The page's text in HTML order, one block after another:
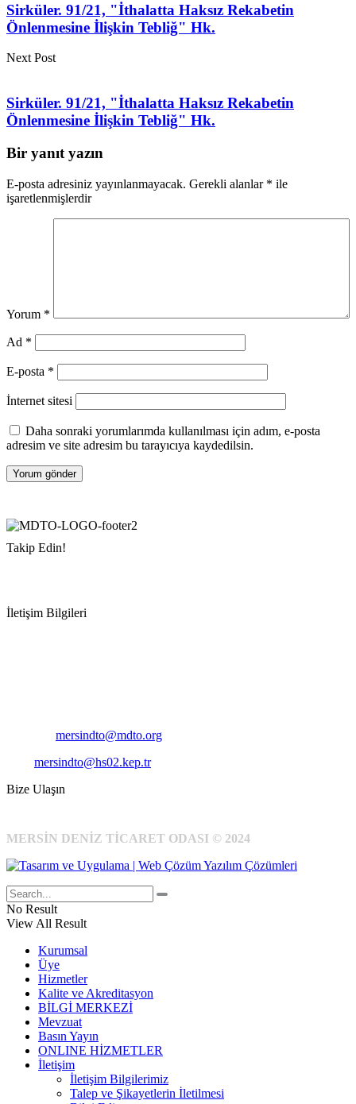
Sirküler. 91/21, "İthalatta Haksız Rekabetin
Önlenmesine İlişkin Tebliğ" Hk.
Next Post
Sirküler. 91/21, "İthalatta Haksız Rekabetin
Önlenmesine İlişkin Tebliğ" Hk.
Bir yanıt yazın
E-posta adresiniz yayınlanmayacak. Gerekli alanlar * ile
işaretlenmişlerdir
Yorum *
Ad *
E-posta *
İnternet sitesi
Daha sonraki yorumlarımda kullanılması için adım, e-posta
adresim ve site adresim bu tarayıcıya kaydedilsin.
Takip Edin!
İletişim Bilgileri
mersindto@mdto.org
mersindto@hs02.kep.tr
Bize Ulaşın
MERSİN DENİZ TİCARET ODASI © 2024
No Result
View All Result
Kurumsal
Üye
Hizmetler
Kalite ve Akreditasyon
BİLGİ MERKEZİ
Mevzuat
Basın Yayın
ONLINE HİZMETLER
İletişim
İletişim Bilgilerimiz
Talep ve Şikayetlerin İletilmesi